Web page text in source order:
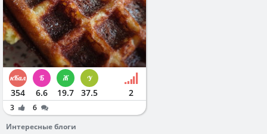
354 6.6 19.7 37.5 2
3
6
Интересные блоги